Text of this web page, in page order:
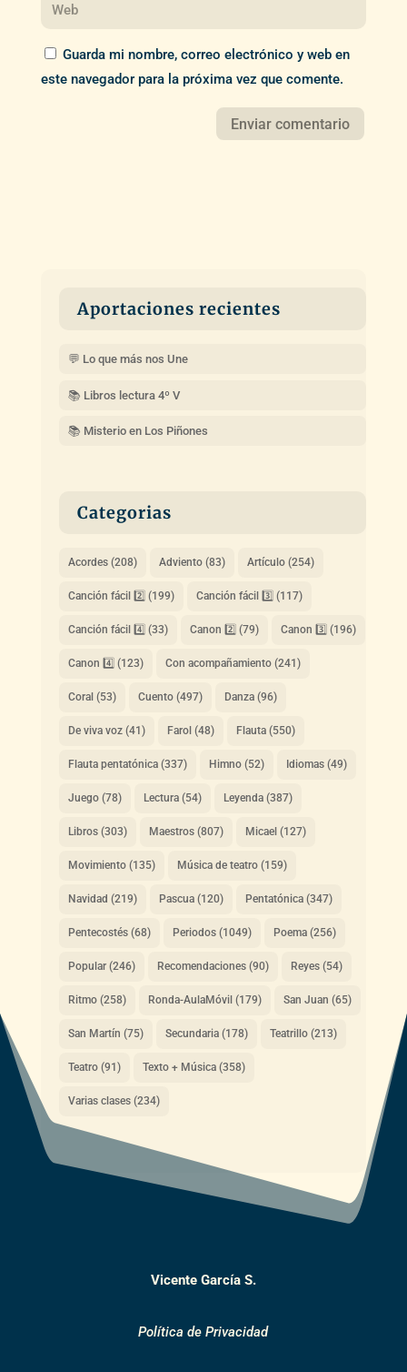
Guarda mi nombre, correo electrónico y web en
este navegador para la próxima vez que comente.
Aportaciones recientes
💬 Lo que más nos Une
📚 Libros lectura 4º V
📚 Misterio en Los Piñones
Categorias
Acordes(208) Adviento(83) Artículo(254)
Canción fácil 2️⃣ (199) Canción fácil 3️⃣ (117)
Canción fácil 4️⃣ (33) Canon 2️⃣ (79) Canon 3️⃣ (196)
Canon 4️⃣ (123) Con acompañamiento(241)
Coral (53) Cuento(497) Danza(96)
De viva voz(41) Farol (48) Flauta(550)
Flauta pentatónica(337) Himno(52) Idiomas(49)
Juego(78) Lectura(54) Leyenda(387)
Libros(303) Maestros(807) Micael (127)
Movimiento(135) Música de teatro(159)
Navidad (219) Pascua(120) Pentatónica(347)
Pentecostés(68) Periodos(1049) Poema(256)
Popular(246) Recomendaciones(90) Reyes(54)
Ritmo(258) Ronda-AulaMóvil (179) San Juan (65)
San Martín (75) Secundaria(178) Teatrillo(213)
Teatro(91) Texto + Música(358)
Varias clases(234)
Vicente García S.
Política de Privacidad